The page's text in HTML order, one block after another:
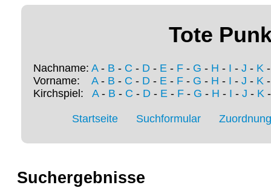
Tote
Nachname: A- B - C - D - E - F - G - H - I - J - K
Vorname: A- B - C - D - E - F - G - H - I - J - K
Kirchspiel: A- B - C - D- E- F- G - H - I - J - K
Startseite Suchformular
Suchergebnisse